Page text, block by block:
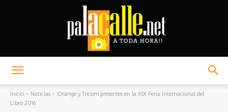
Inicio Noticias
Orange y Tricom presentes en la XIX Feria Internacional del
Libro 2016